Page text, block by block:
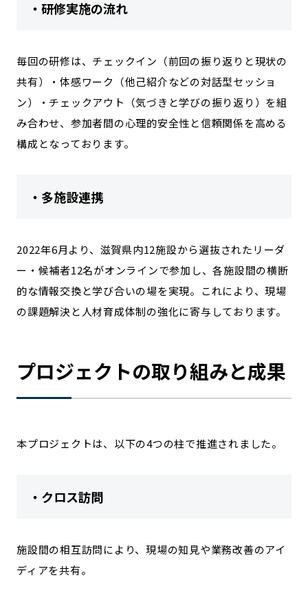
・研修実施の流れ
毎回の研修は、チェックイン（前回の振り返りと現状の
共有）・体感ワーク（他己紹介などの対話型セッショ
ン）・チェックアウト（気づきと学びの振り返り）を組
み合わせ、参加者間の心理的安全性と信頼関係を高める
構成となっております。
・多施設連携
2022年6月より、滋賀県内12施設から選抜されたリーダ
ー・候補者12名がオンラインで参加し、各施設間の横断
的な情報交換と学び合いの場を実現。これにより、現場
の課題解決と人材育成体制の強化に寄与しております。
プロジェクトの取り組みと成果
本プロジェクトは、以下の4つの柱で推進されました。
・クロス訪問
施設間の相互訪問により、現場の知見や業務改善のアイ
ディアを共有。